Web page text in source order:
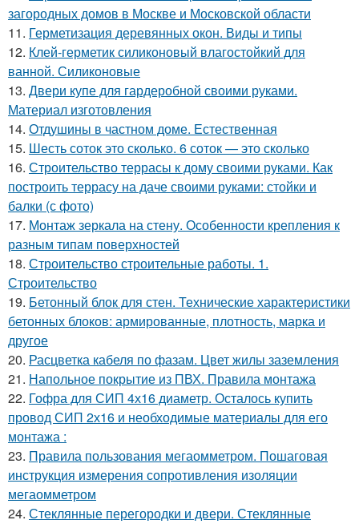
загородных домов в Москве и Московской области
11. Герметизация деревянных окон. Виды и типы
12. Клей-герметик силиконовый влагостойкий для
ванной. Силиконовые
13. Двери купе для гардеробной своими руками.
Материал изготовления
14. Отдушины в частном доме. Естественная
15. Шесть соток это сколько. 6 соток — это сколько
16. Строительство террасы к дому своими руками. Как
построить террасу на даче своими руками: стойки и
балки (с фото)
17. Монтаж зеркала на стену. Особенности крепления к
разным типам поверхностей
18. Строительство строительные работы. 1.
Строительство
19. Бетонный блок для стен. Технические характеристики
бетонных блоков: армированные, плотность, марка и
другое
20. Расцветка кабеля по фазам. Цвет жилы заземления
21. Напольное покрытие из ПВХ. Правила монтажа
22. Гофра для СИП 4х16 диаметр. Осталось купить
провод СИП 2х16 и необходимые материалы для его
монтажа :
23. Правила пользования мегаомметром. Пошаговая
инструкция измерения сопротивления изоляции
мегаомметром
24. Стеклянные перегородки и двери. Стеклянные